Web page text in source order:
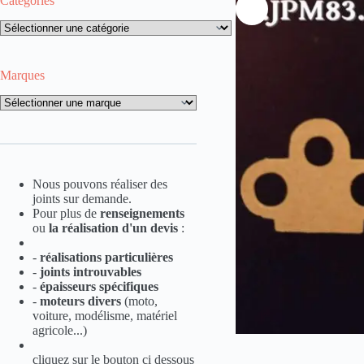
Catégories
Marques
Marques
Nous pouvons réaliser des
joints sur demande.
Pour plus de renseignements
ou la réalisation d'un devis :
- réalisations particulières
- joints introuvables
- épaisseurs spécifiques
- moteurs divers (moto,
voiture, modélisme, matériel
agricole...)
cliquez sur le bouton ci dessous